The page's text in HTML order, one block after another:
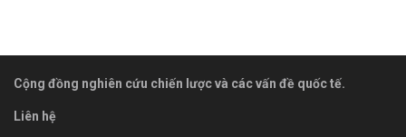
Cộng đồng nghiên cứu chiến lược và các vấn đề quốc tế.
Liên hệ